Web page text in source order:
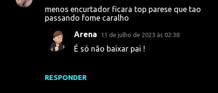
menos encurtador ficara top parese que tao
passando fome caralho
RESPONDER
Arena 11 de julho de 2023 às 02:38
É só não baixar pai !